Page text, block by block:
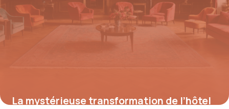
La mystérieuse transformation de l’hôtel